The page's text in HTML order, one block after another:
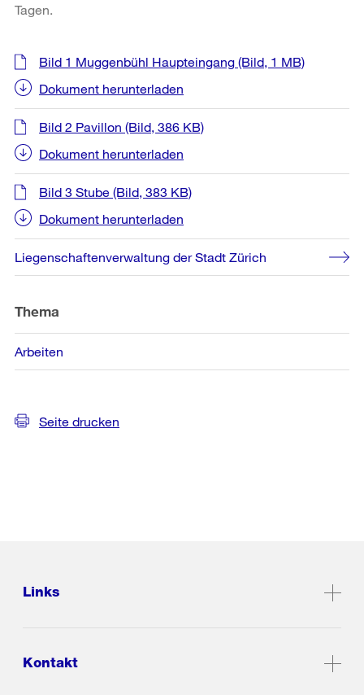
Tagen.
Weitere
Informationen
Bild 1 Muggenbühl Haupteingang (Bild, 1 MB)
Dokument herunterladen
Bild 2 Pavillon (Bild, 386 KB)
Dokument herunterladen
Bild 3 Stube (Bild, 383 KB)
Dokument herunterladen
Liegenschaftenverwaltung der Stadt Zürich
Thema
Arbeiten
Seite drucken
Links
Kontakt